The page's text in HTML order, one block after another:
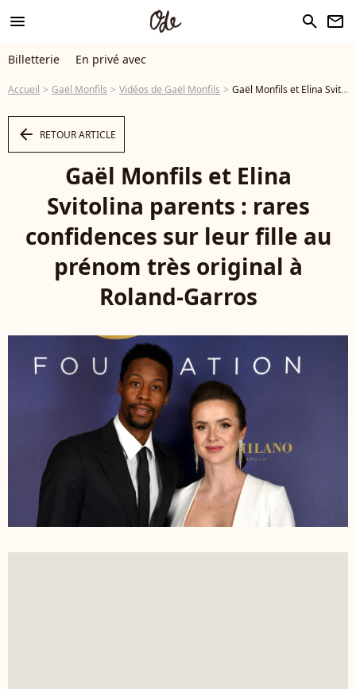
menu search newsletter
Billetterie En privé avec
Accueil Gaël Monfils Vidéos de Gaël Monfils Gaël Monfils et Elina Svitolina parents : rares confidences sur leur fille au prénom très original à Roland-Garros - Vidéo
arrow_left RETOUR ARTICLE
Gaël Monfils et Elina
Svitolina parents : rares
confidences sur leur fille au
prénom très original à
Roland-Garros